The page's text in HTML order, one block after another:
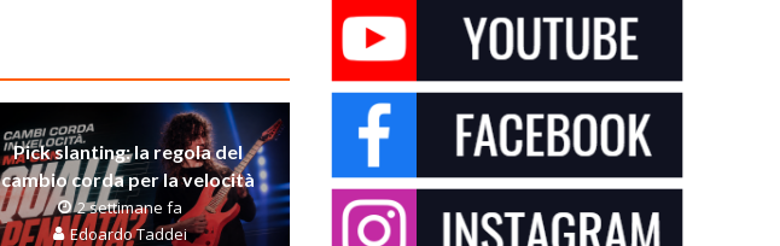
Pick slanting: la regola del
cambio corda per la velocità
2 settimane fa
Edoardo Taddei